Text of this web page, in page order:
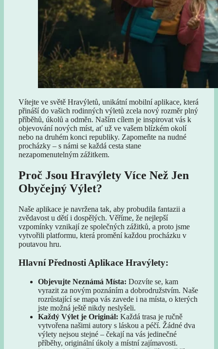
Vítejte ve světě Hravýletů, unikátní mobilní aplikace, která
přináší do vašich rodinných výletů zcela nový rozměr plný
příběhů, úkolů a odměn. Naším cílem je inspirovat vás k
objevování nových míst, ať už ve vašem blízkém okolí
nebo na druhém konci republiky. Zapomeňte na nudné
procházky – s námi se každá cesta stane
nezapomenutelným zážitkem.
Proč Jsou Hravýlety Více Než Jen
Obyčejný Výlet?
Naše aplikace je navržena tak, aby probudila fantazii a
zvědavost u dětí i dospělých. Věříme, že nejlepší
vzpomínky vznikají ze společných zážitků, a proto jsme
vytvořili platformu, která promění každou procházku v
poutavou hru.
Hlavní Přednosti Aplikace Hravýlety:
Objevujte Neznámá Místa: Dozvíte se, kam
vyrazit za novým poznáním a dobrodružstvím. Naše
rozrůstající se mapa vás zavede i na místa, o kterých
jste možná ještě nikdy neslyšeli.
Každý Výlet je Originál: Každá trasa je ručně
vytvořena našimi autory s láskou a péčí. Žádné dva
výlety nejsou stejné – čekají na vás jedinečné
příběhy, originální úkoly a místní zajímavosti.